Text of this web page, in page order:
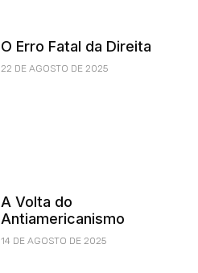
O Erro Fatal da Direita
22 DE AGOSTO DE 2025
A Volta do
Antiamericanismo
14 DE AGOSTO DE 2025